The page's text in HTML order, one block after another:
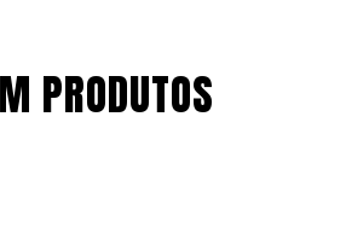
PRODUTOS